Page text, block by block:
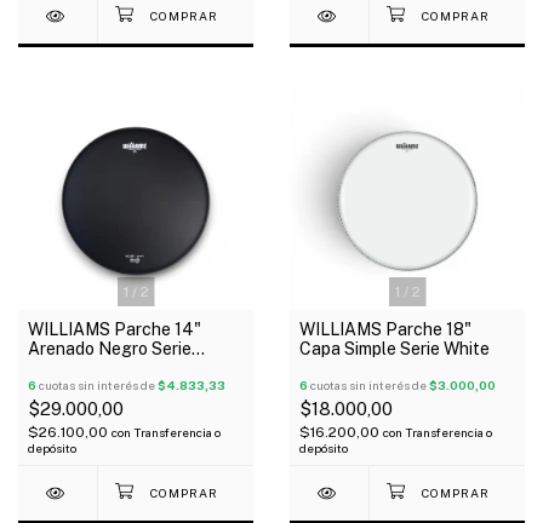
1 / 2
WILLIAMS Parche 14"
Arenado Negro Serie
6 cuotas sin interés de$4.833,33
$29.000,00
$26.100,00 con Transferencia o
depósito
1 / 2
WILLIAMS Parche 18"
Capa Simple Serie White
6 cuotas sin interés de$3.000,00
$18.000,00
$16.200,00 con Transferencia o
depósito